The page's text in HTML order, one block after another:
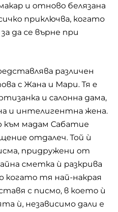
и отново белязана
приключва, когато
да се върне при
различен
с Жана и Мари. Тя е
и салонна дама,
и интелигентна жена.
към мадам Сабатие
отдалеч. Той ѝ
придружени от
сметка ѝ разкрива
когато тя най-накрая
с писмо, в което ѝ
ѝ, независимо дали е